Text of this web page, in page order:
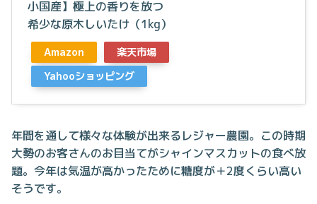
小国産】極上の香りを放つ
希少な原木しいたけ（1kg）
Amazon
楽天市場
Yahooショッピング
年間を通して様々な体験が出来るレジャー農園。この時期
大勢のお客さんのお目当てがシャインマスカットの食べ放
題。今年は気温が高かったために糖度が＋2度くらい高い
そうです。